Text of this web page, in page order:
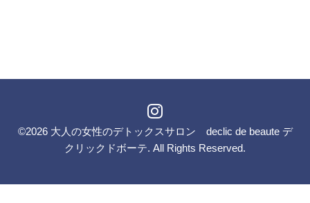
©2026 大人の女性のデトックスサロン declic de beaute デ
クリックドボーテ. All Rights Reserved.